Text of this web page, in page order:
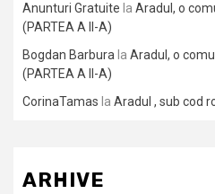
Anunturi Gratuite la Aradul, o
(PARTEA A II-A)
Bogdan Barbura la Aradul, o
(PARTEA A II-A)
CorinaTamas la Aradul , sub cod
ARHIVE